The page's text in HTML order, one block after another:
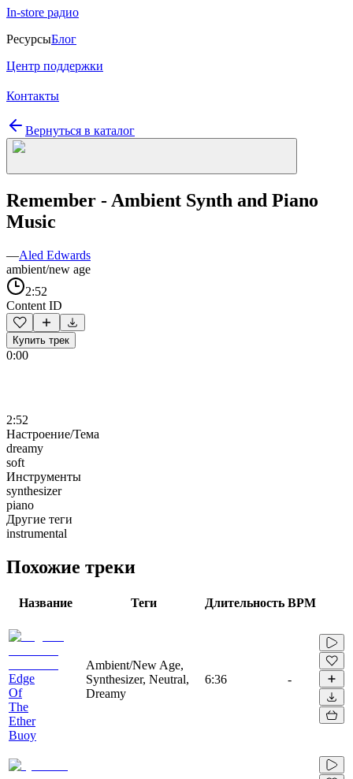
In-store радио
РесурсыБлог
Центр поддержки
Контакты
Вернуться в каталог
Remember - Ambient Synth and Piano
Music
—Aled Edwards
ambient/new age
2:52
Content ID
Купить трек
0:00
2:52
Настроение/Тема
dreamy
soft
Инструменты
synthesizer
piano
Другие теги
instrumental
Похожие треки
Название Теги Длительность BPM
Edge
Of
The
Ether
Buoy
Ambient/New Age,
Synthesizer, Neutral,
Dreamy
6:36 -